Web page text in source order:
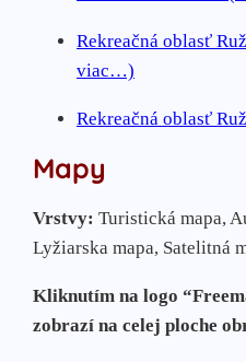
Rekreačná oblasť
viac…)
Rekreačná oblasť
Mapy
Vrstvy: Turistická mapa,
Lyžiarska mapa, Satelitná
Kliknutím na logo
zobrazí na celej ploche